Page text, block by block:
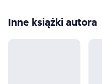
Inne książki autora